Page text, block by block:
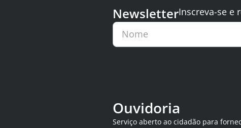
NewsletterInscreva-se e
Nome
Ouvidoria
Serviço aberto ao cidadão para